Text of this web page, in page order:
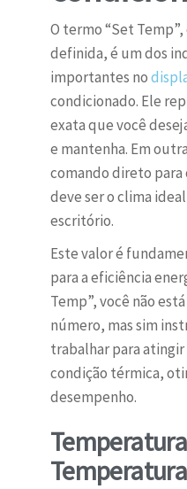
O termo “Set
definida, é um dos
importantes no
condicionado. Ele
exata que você
e mantenha. Em
comando direto para
deve ser o clima
escritório.
Este valor é
para a eficiência
Temp”, você não
número, mas sim
trabalhar para
condição térmica,
desempenho.